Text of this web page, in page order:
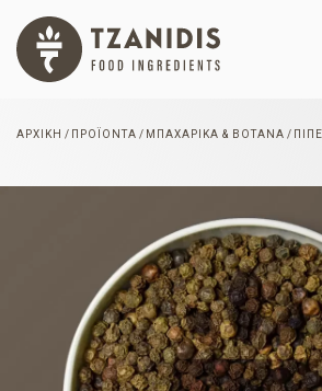
ΑΡΧΙΚΉ ΠΡΟΪΌΝΤΑ ΜΠΑΧΑΡΙΚΆ & ΒΌΤΑΝΑ